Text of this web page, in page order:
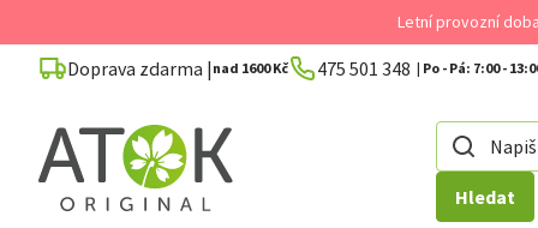
na
obsah
Letní provozní
Doprava zdarma | nad 1600 Kč 475 501 348
Hledat